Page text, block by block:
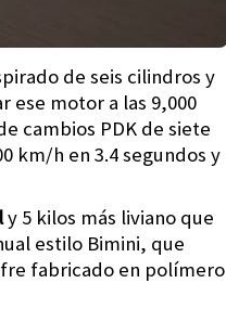
de seis cilindros y
ese motor a las 9,000
cambios PDK de siete
km/h en 3.4 segundos y
y 5 kilos más liviano que
estilo Bimini, que
fabricado en polímero